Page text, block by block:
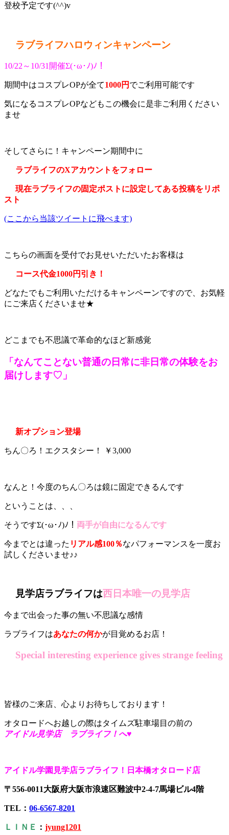
登校予定です(^^)v
ラブライフハロウィンキャンペーン
10/22～10/31開催Σ(･ω･ﾉ)ﾉ！
期間中はコスプレOPが全て1000円 でご利用可能です
気になるコスプレOPなどもこの機会に是非ご利用ください
ませ
そしてさらに！キャンペーン期間中に
ラブライフのXアカウントをフォロー
現在ラブライフの固定ポストに設定してある投稿をリポ
スト
(ここから当該ツイートに飛べます)
こちらの画面を受付でお見せいただいたお客様は
コース代金1000円引き！
どなたでもご利用いただけるキャンペーンですので、お気軽
にご来店くださいませ★
どこまでも不思議で革命的なほど新感覚
「なんてことない普通の日常に非日常の体験をお
届けします♡」
新オプション登場
ちん〇ろ！エクスタシー！ ￥3,000
なんと！今度のちん〇ろは鏡に固定できるんです
ということは、、、
そうですΣ(･ω･ﾉ)ﾉ！ 両手が自由になるんです
今までとは違った リアル感100％なパフォーマンスを一度お
試しくださいませ♪♪
見学店ラブライフは西日本唯一の見学店
今まで出会った事の無い不思議な感情
ラブライフはあなたの何かが目覚めるお店！
Special interesting experience gives strange feeling
皆様のご来店、心よりお待ちしております！
オタロードへお越しの際はタイムズ駐車場目の前の
アイドル見学店 ラブライフ！へ♥
アイドル学園見学店ラブライフ！日本橋オタロード店
〒556-0011大阪府大阪市浪速区難波中2-4-7馬場ビル4階
TEL： 06-6567-8201
ＬＩＮＥ ： jyung1201